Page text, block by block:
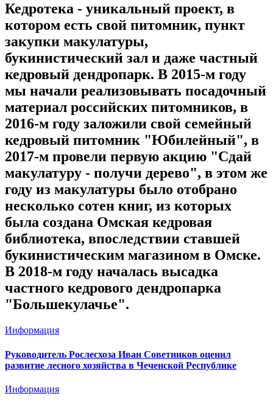
Кедротека - уникальный проект, в
котором есть свой питомник, пункт
закупки макулатуры,
букинистический зал и даже частный
кедровый дендропарк. В 2015-м году
мы начали реализовывать посадочный
материал российских питомников, в
2016-м году заложили свой семейный
кедровый питомник "Юбилейный", в
2017-м провели первую акцию "Сдай
макулатуру - получи дерево", в этом же
году из макулатуры было отобрано
несколько сотен книг, из которых
была создана Омская кедровая
библиотека, впоследствии ставшей
букинистическим магазином в Омске.
В 2018-м году началась высадка
частного кедрового дендропарка
"Большекулачье".
Информация
Руководитель Рослесхоза Иван Советников оценил
развитие лесного хозяйства в Чеченской Республике
Информация